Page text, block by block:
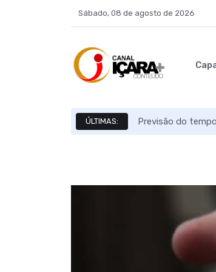
Sábado, 08 de agosto de 2026
ÚLTIMAS: Previsão do